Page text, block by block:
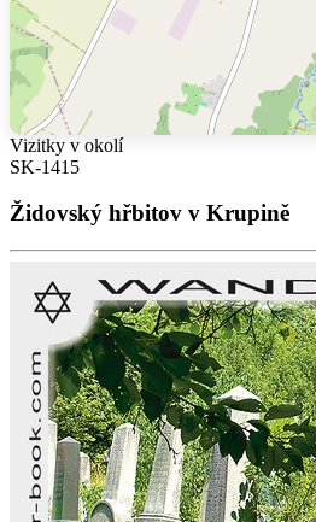
Vizitky v okolí
SK-1415
Židovský hřbitov v Krupině